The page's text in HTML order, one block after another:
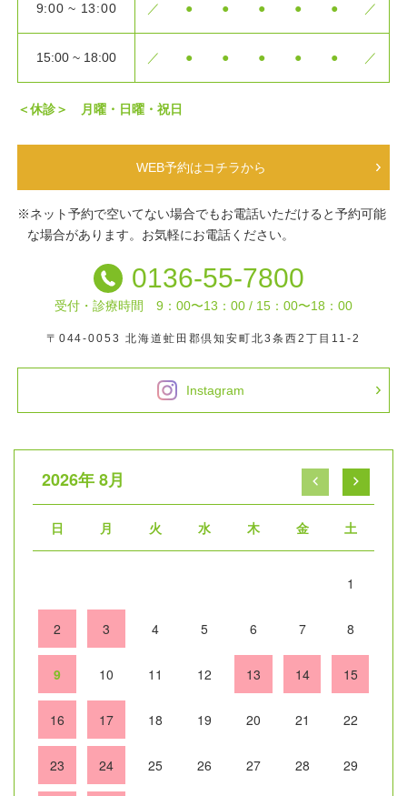
9:00 ~ 13:00 ／ ● ● ● ● ● ／
15:00 ~ 18:00 ／ ● ● ● ● ● ／
＜休診＞ 月曜・日曜・祝日
WEB予約はコチラから
※ネット予約で空いてない場合でもお電話いただけると予約可能
な場合があります。お気軽にお電話ください。
0136-55-7800
受付・診療時間 9：00〜13：00 / 15：00〜18：00
〒044-0053 北海道虻田郡倶知安町北3条西2丁目11-2
Instagram
2026年 8月
日 月 火 水 木 金 土
1
2 3 4 5 6 7 8
9 10 11 12 13 14 15
16 17 18 19 20 21 22
23 24 25 26 27 28 29